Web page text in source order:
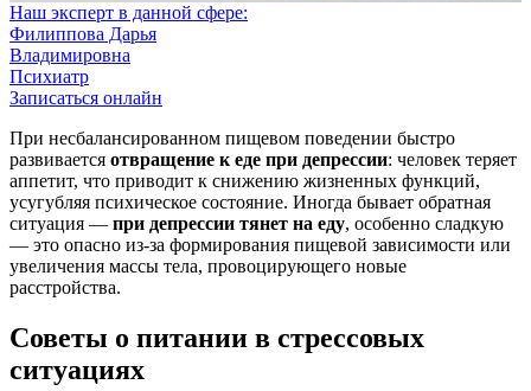
Наш эксперт в данной сфере:
Филиппова Дарья
Владимировна
Психиатр
Записаться онлайн
При несбалансированном пищевом поведении быстро
развивается отвращение к еде при депрессии: человек теряет
аппетит, что приводит к снижению жизненных функций,
усугубляя психическое состояние. Иногда бывает обратная
ситуация — при депрессии тянет на еду, особенно сладкую
— это опасно из-за формирования пищевой зависимости или
увеличения массы тела, провоцирующего новые
расстройства.
Советы о питании в стрессовых
ситуациях